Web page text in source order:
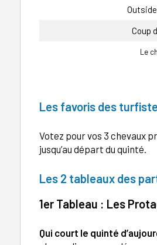
Coup
Le
Les favoris des
Votez pour vos 3 chevaux
jusqu’au départ du quinté.
Les 2 tableaux des
1er Tableau : Les
Qui court le quinté